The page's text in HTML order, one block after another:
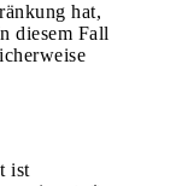
hat,
diesem Fall
ist